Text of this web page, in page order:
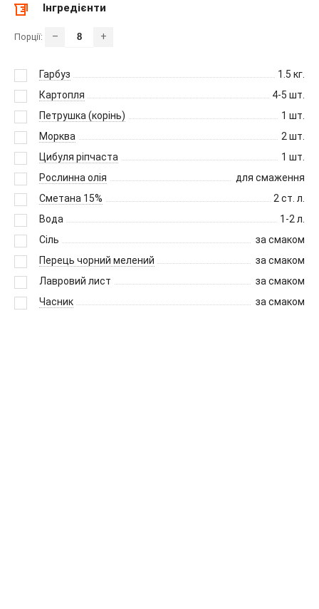
Інгредієнти
Порції: – +
Гарбуз 1.5 кг.
Картопля
4-5 шт.
Петрушка (корінь)
1 шт.
Морква
2 шт.
Цибуля ріпчаста
1 шт.
Рослинна олія
для смаження
Сметана 15%
2 ст. л.
Вода
1-2 л.
Сіль
за смаком
Перець чорний мелений
за смаком
Лавровий лист
за смаком
Часник
за смаком